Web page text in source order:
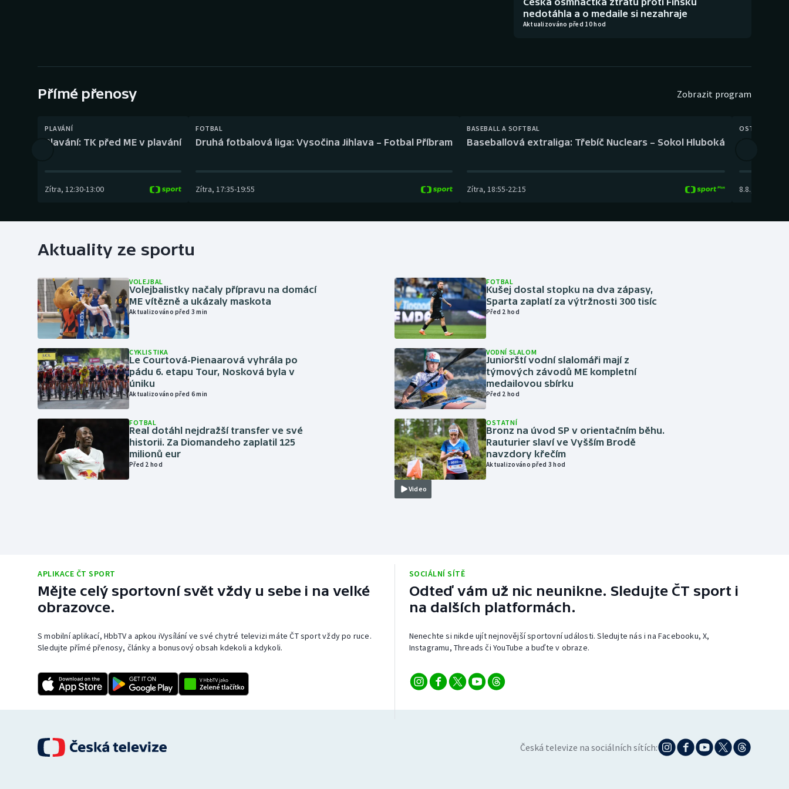
Gymnastika Plážový volejbal
nedotáhla a o medaile si nezahraje
Aktualizováno před 10 hod
Přímé přenosy Zobrazit program
PLAVÁNÍ
Plavání: TK před ME v plavání
Zítra, 12:30-13:00
FOTBAL
Druhá fotbalová liga: Vysočina Jihlava – Fotbal Příbram
Zítra, 17:35-19:55
BASEBALL A SOFTBAL
Baseballová extraliga: Třebíč Nuclears – Sokol Hluboká
Zítra, 18:55-22:15
OSTATNÍ
8.8.
Aktuality ze sportu
VOLEJBAL
Volejbalistky načaly přípravu na domácí
ME vítězně a ukázaly maskota
Aktualizováno před 3 min
CYKLISTIKA
Le Courtová-Pienaarová vyhrála po
pádu 6. etapu Tour, Nosková byla v
úniku
Aktualizováno před 6 min
FOTBAL
Real dotáhl nejdražší transfer ve své
historii. Za Diomandeho zaplatil 125
milionů eur
Před 2 hod
FOTBAL
Kušej dostal stopku na dva zápasy,
Sparta zaplatí za výtržnosti 300 tisíc
Před 2 hod
VODNÍ SLALOM
Juniorští vodní slalomáři mají z
týmových závodů ME kompletní
medailovou sbírku
Před 2 hod
Video
OSTATNÍ
Bronz na úvod SP v orientačním běhu.
Rauturier slaví ve Vyšším Brodě
navzdory křečím
Aktualizováno před 3 hod
APLIKACE ČT SPORT
Mějte celý sportovní svět vždy u sebe i na velké
obrazovce.
S mobilní aplikací, HbbTV a apkou iVysílání ve své chytré televizi máte ČT sport vždy po ruce.
Sledujte přímé přenosy, články a bonusový obsah kdekoli a kdykoli.
SOCIÁLNÍ SÍTĚ
Odteď vám už nic neunikne. Sledujte ČT sport i
na dalších platformách.
Nenechte si nikde ujít nejnovější sportovní události. Sledujte nás i na Facebooku, X,
Instagramu, Threads či YouTube a buďte v obraze.
Česká televize na sociálních sítích: